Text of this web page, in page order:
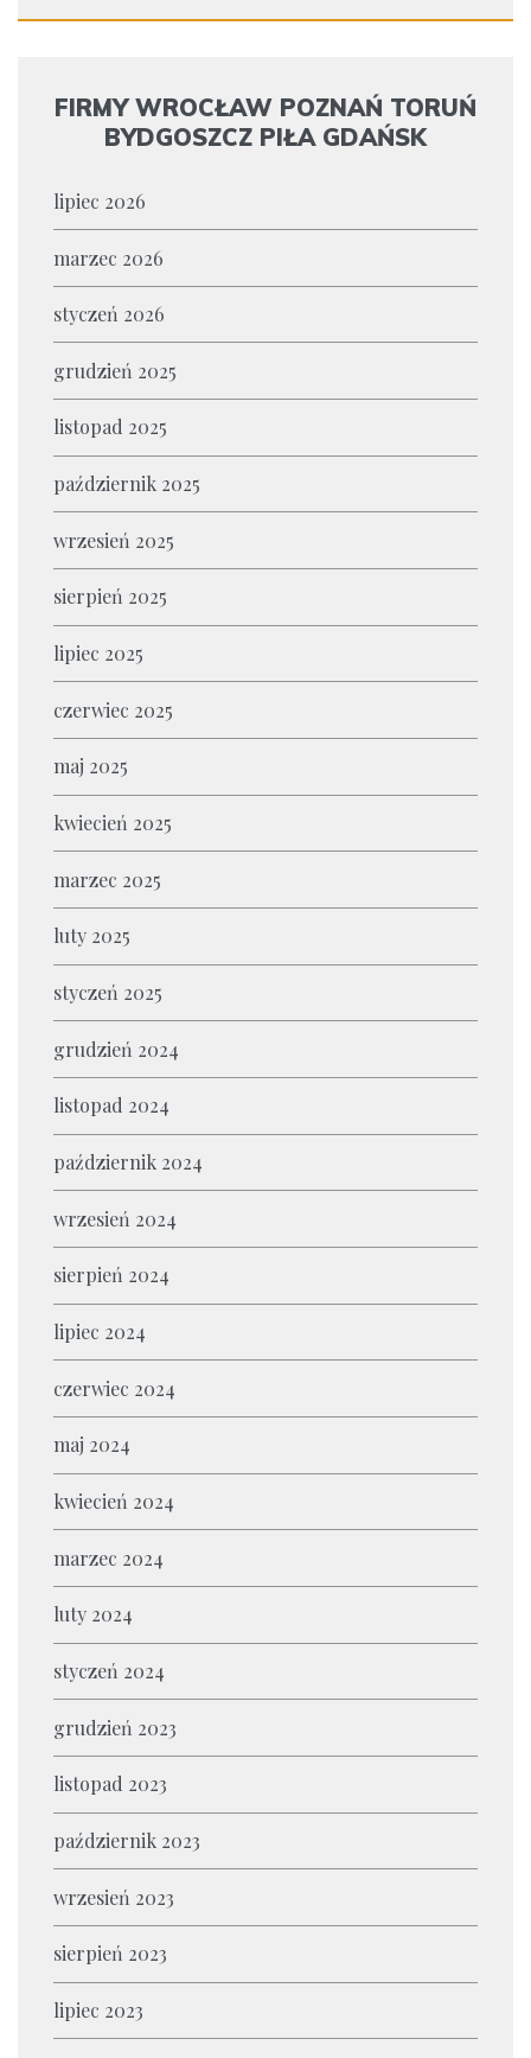
FIRMY WROCŁAW POZNAŃ TORUŃ
BYDGOSZCZ PIŁA GDAŃSK
lipiec 2026
marzec 2026
styczeń 2026
grudzień 2025
listopad 2025
październik 2025
wrzesień 2025
sierpień 2025
lipiec 2025
czerwiec 2025
maj 2025
kwiecień 2025
marzec 2025
luty 2025
styczeń 2025
grudzień 2024
listopad 2024
październik 2024
wrzesień 2024
sierpień 2024
lipiec 2024
czerwiec 2024
maj 2024
kwiecień 2024
marzec 2024
luty 2024
styczeń 2024
grudzień 2023
listopad 2023
październik 2023
wrzesień 2023
sierpień 2023
lipiec 2023